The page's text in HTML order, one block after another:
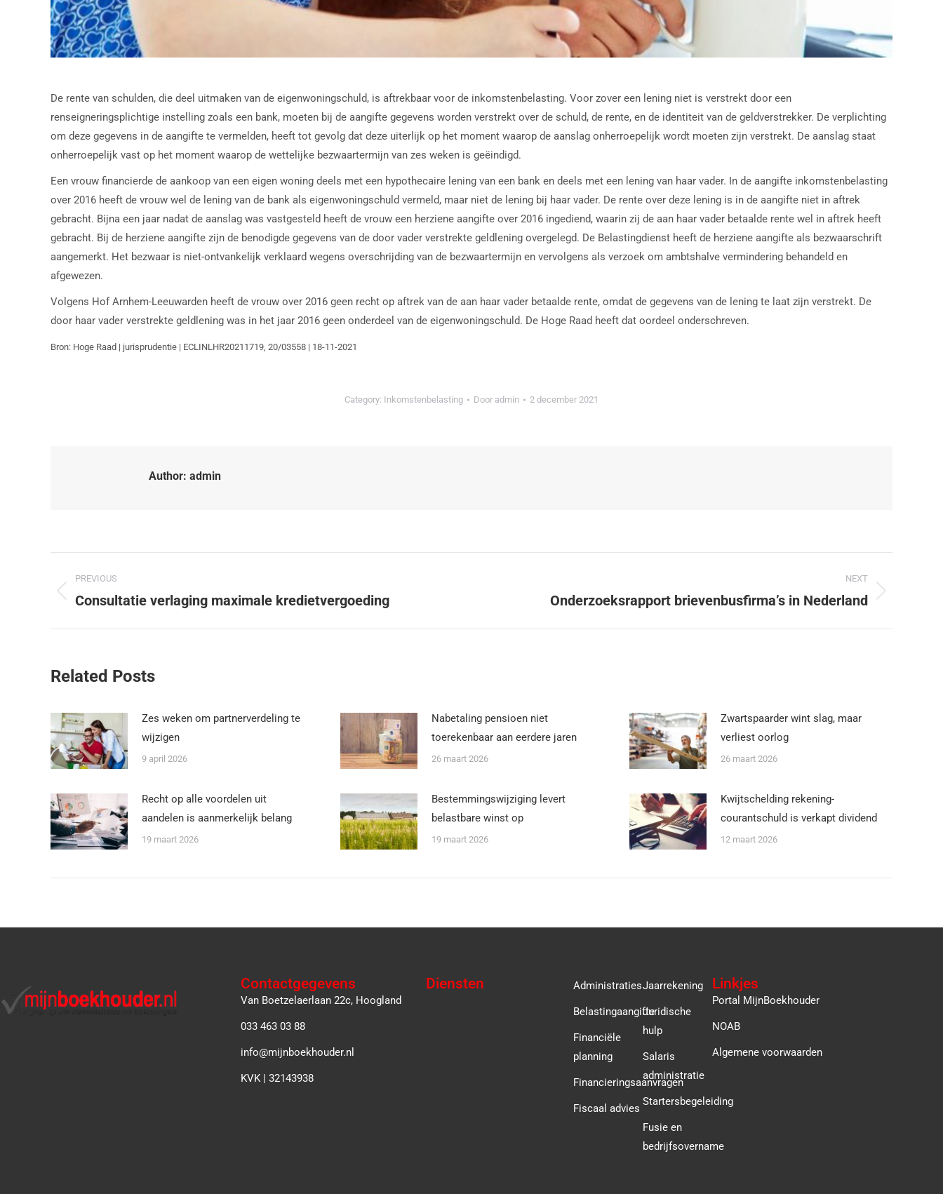
De rente van schulden, die deel uitmaken van de eigenwoningschuld, is aftrekbaar voor de inkomstenbelasting. Voor zover een lening niet is verstrekt door een
renseigneringsplichtige instelling zoals een bank, moeten bij de aangifte gegevens worden verstrekt over de schuld, de rente, en de identiteit van de geldverstrekker. De verplichting
om deze gegevens in de aangifte te vermelden, heeft tot gevolg dat deze uiterlijk op het moment waarop de aanslag onherroepelijk wordt moeten zijn verstrekt. De aanslag staat
onherroepelijk vast op het moment waarop de wettelijke bezwaartermijn van zes weken is geëindigd.
Een vrouw financierde de aankoop van een eigen woning deels met een hypothecaire lening van een bank en deels met een lening van haar vader. In de aangifte inkomstenbelasting
over 2016 heeft de vrouw wel de lening van de bank als eigenwoningschuld vermeld, maar niet de lening bij haar vader. De rente over deze lening is in de aangifte niet in aftrek
gebracht. Bijna een jaar nadat de aanslag was vastgesteld heeft de vrouw een herziene aangifte over 2016 ingediend, waarin zij de aan haar vader betaalde rente wel in aftrek heeft
gebracht. Bij de herziene aangifte zijn de benodigde gegevens van de door vader verstrekte geldlening overgelegd. De Belastingdienst heeft de herziene aangifte als bezwaarschrift
aangemerkt. Het bezwaar is niet-ontvankelijk verklaard wegens overschrijding van de bezwaartermijn en vervolgens als verzoek om ambtshalve vermindering behandeld en
afgewezen.
Volgens Hof Arnhem-Leeuwarden heeft de vrouw over 2016 geen recht op aftrek van de aan haar vader betaalde rente, omdat de gegevens van de lening te laat zijn verstrekt. De
door haar vader verstrekte geldlening was in het jaar 2016 geen onderdeel van de eigenwoningschuld. De Hoge Raad heeft dat oordeel onderschreven.
Bron: Hoge Raad | jurisprudentie | ECLINLHR20211719, 20/03558 | 18-11-2021
Category: Inkomstenbelasting Door admin 2 december 2021
Author: admin
PREVIOUS
Consultatie verlaging maximale kredietvergoeding
NEXT
Onderzoeksrapport brievenbusfirma’s in Nederland
Related Posts
Zes weken om partnerverdeling te
wijzigen
9 april 2026
Nabetaling pensioen niet
toerekenbaar aan eerdere jaren
26 maart 2026
Zwartspaarder wint slag, maar
verliest oorlog
26 maart 2026
Recht op alle voordelen uit
aandelen is aanmerkelijk belang
19 maart 2026
Bestemmingswijziging levert
belastbare winst op
19 maart 2026
Kwijtschelding rekening-
courantschuld is verkapt dividend
12 maart 2026
Contactgegevens
Van Boetzelaerlaan 22c, Hoogland
033 463 03 88
info@mijnboekhouder.nl
KVK | 32143938
Diensten Administraties
Belastingaangifte
Financiële
planning
Financieringsaanvragen
Fiscaal advies
Jaarrekening
Juridische
hulp
Salaris
administratie
Startersbegeleiding
Fusie en
bedrijfsovername
Linkjes
Portal MijnBoekhouder
NOAB
Algemene voorwaarden